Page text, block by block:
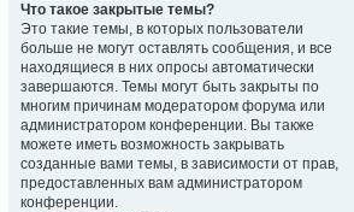
Что такое закрытые темы?
Это такие темы, в которых пользователи
больше не могут оставлять сообщения, и все
находящиеся в них опросы автоматически
завершаются. Темы могут быть закрыты по
многим причинам модератором форума или
администратором конференции. Вы также
можете иметь возможность закрывать
созданные вами темы, в зависимости от прав,
предоставленных вам администратором
конференции.